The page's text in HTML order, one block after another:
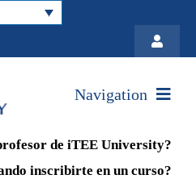
Toggle
Navigation
de iTEE University?
inscribirte en un curso?